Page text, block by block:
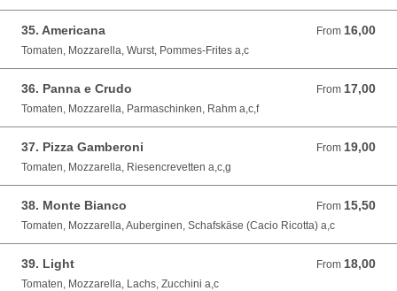
35. Americana From 16,00
From 16,00 EUR
Tomaten, Mozzarella, Wurst, Pommes-Frites a,c
36. Panna e Crudo From 17,00
From 17,00 EUR
Tomaten, Mozzarella, Parmaschinken, Rahm a,c,f
37. Pizza Gamberoni From 19,00
From 19,00 EUR
Tomaten, Mozzarella, Riesencrevetten a,c,g
38. Monte Bianco From 15,50
From 15,50 EUR
Tomaten, Mozzarella, Auberginen, Schafskäse (Cacio Ricotta) a,c
39. Light From 18,00
From 18,00 EUR
Tomaten, Mozzarella, Lachs, Zucchini a,c